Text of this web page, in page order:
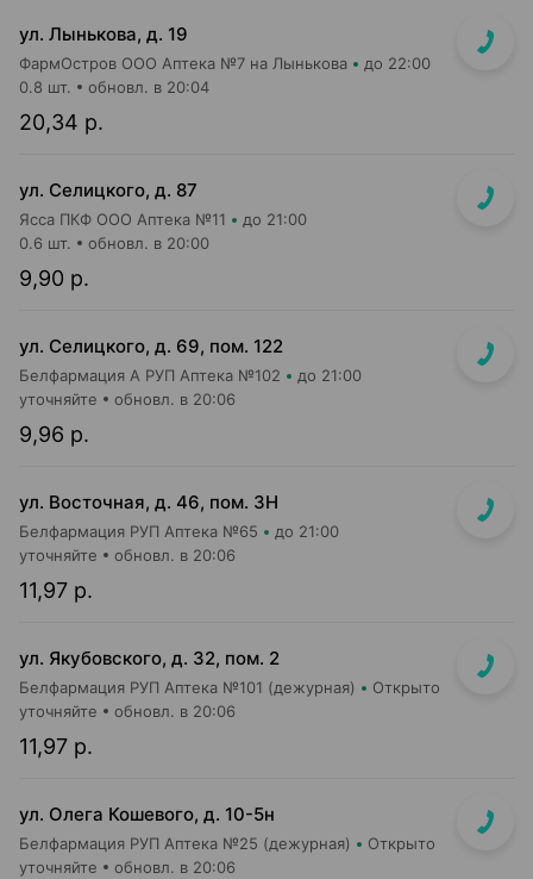
ул. Лынькова, д. 19
ФармОстров ООО Аптека №7 на Лынькова до 22:00
20,34 р.
0.8 шт. обновл. в 20:04
ул. Селицкого, д. 87
Ясса ПКФ ООО Аптека №11 до 21:00
9,90 р.
0.6 шт. обновл. в 20:00
ул. Селицкого, д. 69, пом. 122
Белфармация А РУП Аптека №102 до 21:00
9,96 р.
уточняйте обновл. в 20:06
ул. Восточная, д. 46, пом. 3Н
Белфармация РУП Аптека №65 до 21:00
11,97 р.
уточняйте обновл. в 20:06
ул. Якубовского, д. 32, пом. 2
Белфармация РУП Аптека №101 (дежурная) Открыто
11,97 р.
уточняйте обновл. в 20:06
ул. Олега Кошевого, д. 10-5н
Белфармация РУП Аптека №25 (дежурная) Открыто
уточняйте обновл. в 20:06